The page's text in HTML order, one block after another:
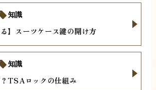
る】スーツケース鍵の開け方
知識
TSAロックの仕組み
知識